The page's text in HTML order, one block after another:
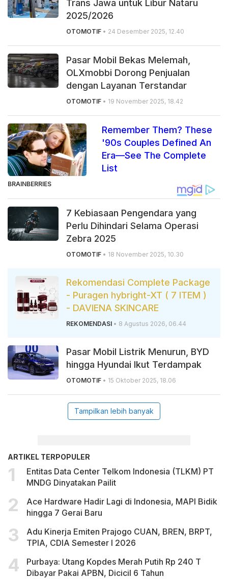
Trans Jawa untuk Libur Nataru
2025/2026
OTOMOTIF • 24 Desember 2025, 12.40
Pasar Mobil Bekas Melemah,
OLXmobbi Dorong Penjualan
dengan Layanan Terstandar
OTOMOTIF • 19 November 2025, 18.42
Remember Them? These
'90s Couples Defined An
Era—See The Complete
List
BRAINBERRIES
7 Kebiasaan Pengendara yang
Perlu Dihindari Selama Operasi
Zebra 2025
OTOMOTIF • 18 November 2025, 10.30
Rekomendasi Complete Package
- Puragen hybright-XT ( 7 ITEM )
- DAVIENA SKINCARE
REKOMENDASI • 8 Agustus 2026, 06.44
Pasar Mobil Listrik Menurun, BYD
hingga Hyundai Ikut Terdampak
OTOMOTIF • 15 Oktober 2025, 18.06
Tampilkan lebih banyak
ARTIKEL TERPOPULER
Entitas Data Center Telkom Indonesia (TLKM) PT
MNDG Dinyatakan Pailit
Ace Hardware Hadir Lagi di Indonesia, MAPI Bidik
hingga 7 Gerai Baru
Adu Kinerja Emiten Prajogo CUAN, BREN, BRPT,
TPIA, CDIA Semester I 2026
Purbaya: Utang Kopdes Merah Putih Rp 240 T
Dibayar Pakai APBN, Dicicil 6 Tahun